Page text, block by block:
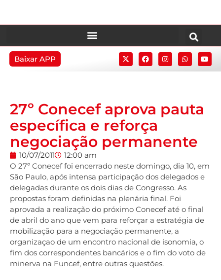
Baixar APP
27º Conecef aprova pauta
específica e reforça
negociação permanente
10/07/2011
12:00 am
O 27º Conecef foi encerrado neste domingo, dia 10, em
São Paulo, após intensa participação dos delegados e
delegadas durante os dois dias de Congresso. As
propostas foram definidas na plenária final. Foi
aprovada a realização do próximo Conecef até o final
de abril do ano que vem para reforçar a estratégia de
mobilização para a negociação permanente, a
organizaçao de um encontro nacional de isonomia, o
fim dos correspondentes bancários e o fim do voto de
minerva na Funcef, entre outras questões.